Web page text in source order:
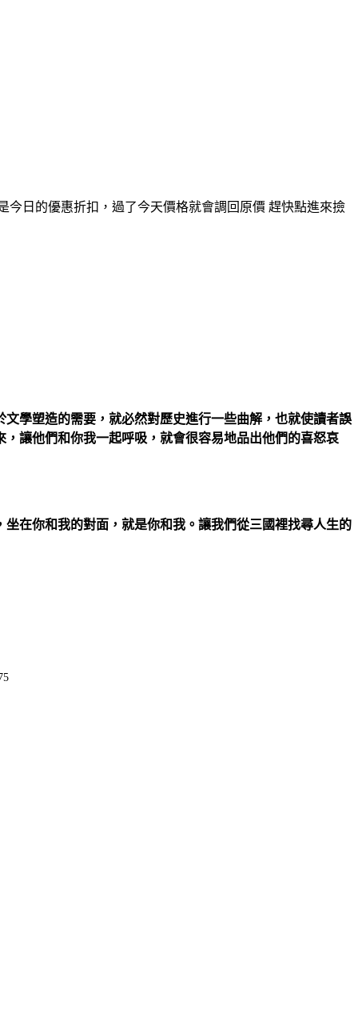
今日的優惠折扣，過了今天價格就會調回原價 趕快點進來撿
學塑造的需要，就必然對歷史進行一些曲解，也就使讀者誤
讓他們和你我一起呼吸，就會很容易地品出他們的喜怒哀
在你和我的對面，就是你和我。讓我們從三國裡找尋人生的